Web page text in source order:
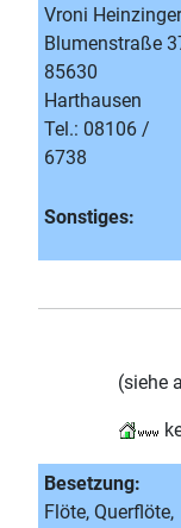
Vroni Heinzinger
Blumenstraße
85630
Harthausen
Tel.: 08106 /
6738
Sonstiges:
(siehe
Besetzung:
Flöte, Querflöte,